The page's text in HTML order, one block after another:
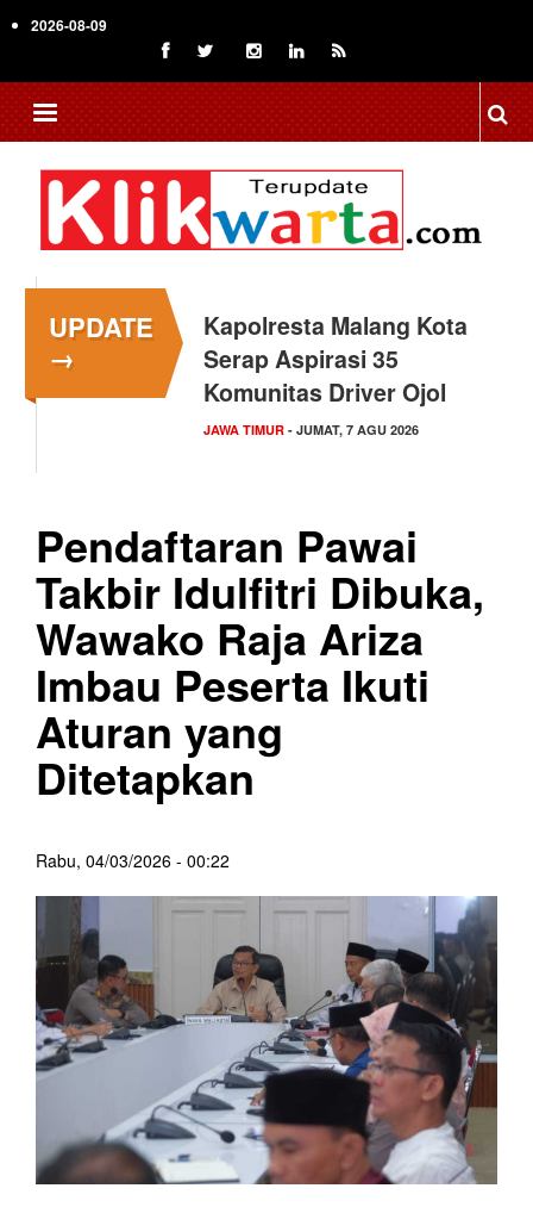
to
content
2026-08-09
UPDATE
→
Kapolresta Malang Kota
Serap Aspirasi 35
Komunitas Driver Ojol
JAWA TIMUR - JUMAT, 7 AGU 2026
Pendaftaran Pawai
Takbir Idulfitri Dibuka,
Wawako Raja Ariza
Imbau Peserta Ikuti
Aturan yang
Ditetapkan
Rabu, 04/03/2026 - 00:22